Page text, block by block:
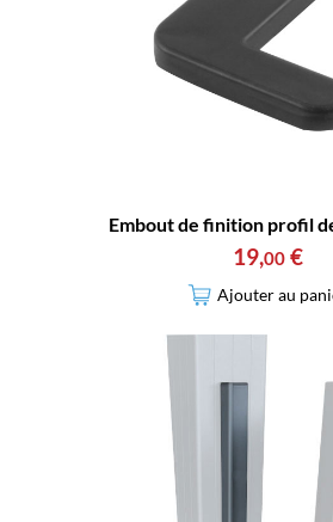
Embout de finition profil
19,00 €
Ajouter au